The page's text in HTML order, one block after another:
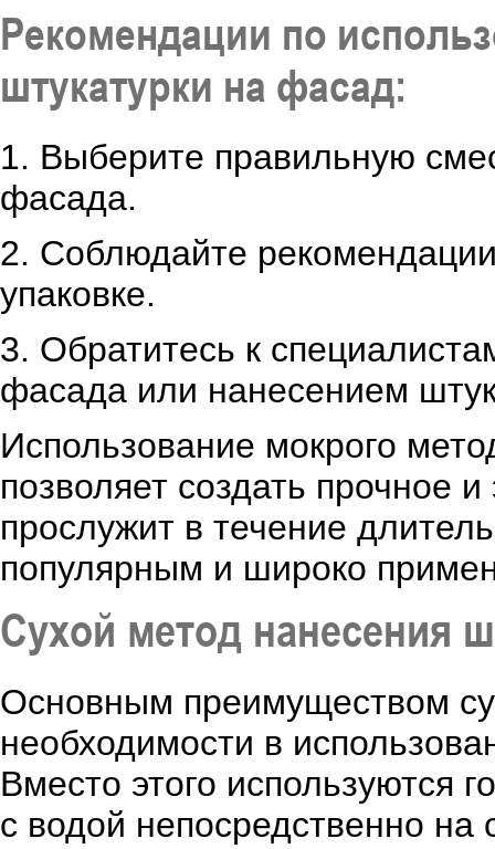
Рекомендации по
штукатурки на фасад:
1. Выберите правильную
фасада.
2. Соблюдайте
упаковке.
3. Обратитесь к
фасада или нанесением
Использование мокрого
позволяет создать прочное
прослужит в течение
популярным и широко
Сухой метод нанесения
Основным преимуществом
необходимости в
Вместо этого используются
с водой непосредственно